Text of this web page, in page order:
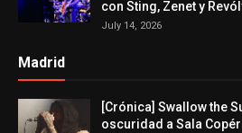
con Sting, Zenet y
July 14, 2026
Madrid
[Crónica] Swallow the
oscuridad a Sala